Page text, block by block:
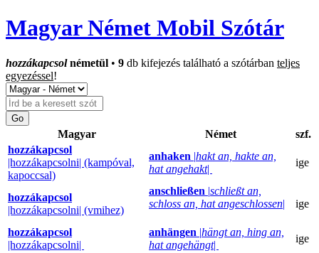
Magyar Német Mobil Szótár
hozzákapcsolnémetül • 9 db kifejezés található a szótárban teljes
egyezéssel!
Magyar Német
szf.
hozzákapcsol
|hozzákapcsolni| (kampóval,
kapoccsal)
anhaken |hakt an, hakte an,
hat angehakt|
ige
hozzákapcsol
|hozzákapcsolni| (vmihez)
anschließen |schließt an,
schloss an, hat angeschlossen| ige
hozzákapcsol
|hozzákapcsolni|
anhängen |hängt an, hing an,
hat angehängt|
ige